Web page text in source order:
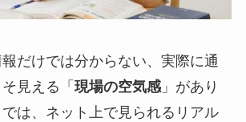
だけでは分からない、実際に通
見える「 現場の空気感」があり
は、ネット上で見られるリアル